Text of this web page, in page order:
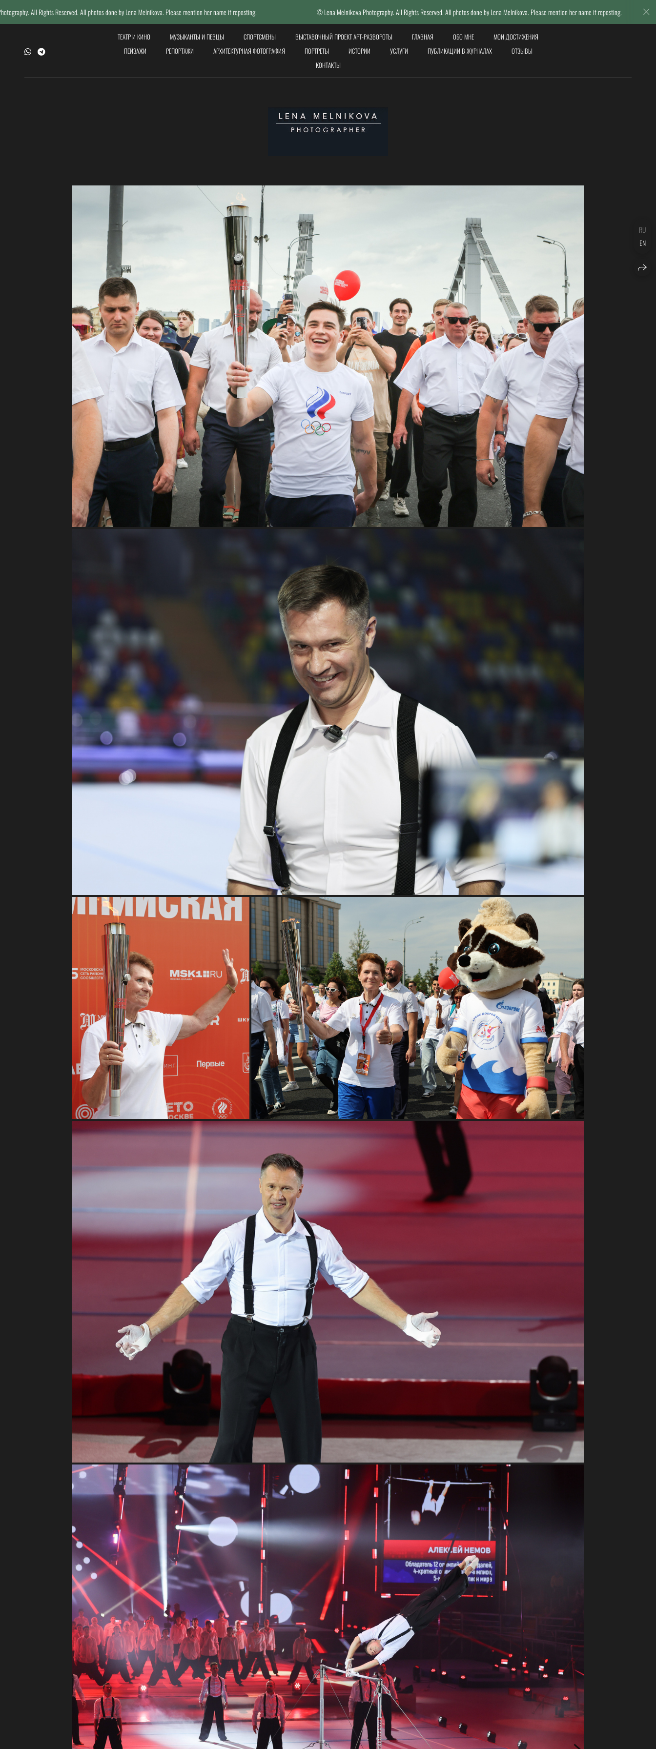
ТЕАТР И КИНО МУЗЫКАНТЫ И ПЕВЦЫ СПОРТСМЕНЫ ВЫСТАВОЧНЫЙ ПРОЕКТ АРТ-РАЗВОРОТЫ ГЛАВНАЯ ОБО МНЕ
МОИ ДОСТИЖЕНИЯ
ПЕЙЗАЖИ
РЕПОРТАЖИ АРХИТЕКТУРНАЯ ФОТОГРАФИЯ ПОРТРЕТЫ ИСТОРИИ УСЛУГИ ПУБЛИКАЦИИ В ЖУРНАЛАХ
ОТЗЫВЫ
КОНТАКТЫ
RU
EN
All photos done by Lena Melnikova. Please mention her name if reposting. © Lena Melnikova Photography. All Rights Reserved. All photos done by Lena Melnikova. Please mention her name if reposting. © Lena